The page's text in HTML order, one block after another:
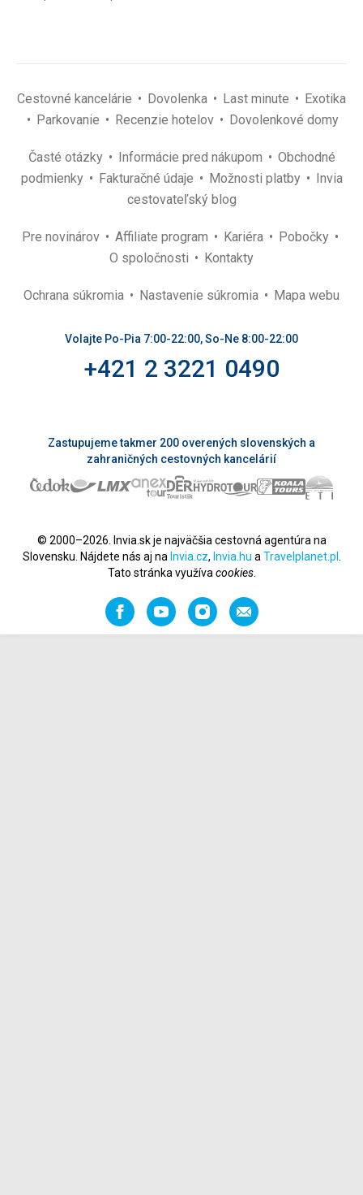
Cestovné kancelárie Dovolenka Last minute
Exotika
Parkovanie
Recenzie hotelov Dovolenkové domy
Časté otázky Informácie pred nákupom
Obchodné
podmienky
Fakturačné údaje Možnosti platby
Invia
cestovateľský blog
Pre novinárov Affiliate program Kariéra
Pobočky
O spoločnosti
Kontakty
Ochrana súkromia Nastavenie súkromia Mapa webu
Volajte Po-Pia 7:00-22:00, So-Ne 8:00-22:00
+421 2 3221 0490
Zastupujeme takmer 200 overených slovenských a
zahraničných cestovných kancelárií
© 2000–2026. Invia.sk je najväčšia cestovná agentúra na
Slovensku. Nájdete nás aj na Invia.cz, Invia.hu a Travelplanet.pl
Tato stránka využíva cookies.
FacebookYouTubeInstagramOdporučiť